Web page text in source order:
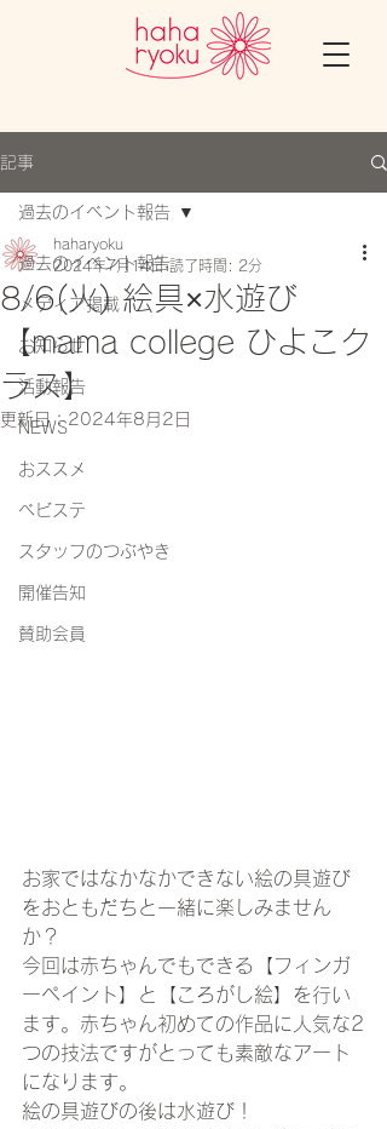
記事
過去のイベント報告
メディア掲載
お知らせ
活動報告
NEWS
おススメ
ベビステ
スタッフのつぶやき
開催告知
賛助会員
過去のイベント報告
8/6(火) 絵具×水遊び
【mama college ひよこク
ラス】
haharyoku
2024年7月14日 読了時間: 2分
更新日：2024年8月2日
お家ではなかなかできない絵の具遊び
をおともだちと一緒に楽しみません
か？
今回は赤ちゃんでもできる【フィンガ
ーペイント】と【ころがし絵】を行い
ます。赤ちゃん初めての作品に人気な2
つの技法ですがとっても素敵なアート
になります。
絵の具遊びの後は水遊び！